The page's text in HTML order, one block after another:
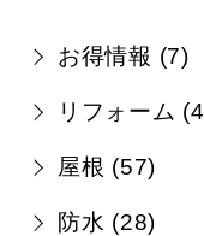
お得情報 (7)
リフォーム (4
屋根 (57)
防水 (28)